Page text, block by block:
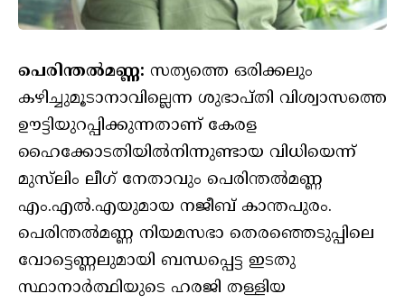
പെരിന്തൽമണ്ണ: സത്യത്തെ ഒരിക്കലും
കഴിച്ചുമൂടാനാവില്ലെന്ന ശുഭാപ്തി വിശ്വാസത്തെ
ഊട്ടിയുറപ്പിക്കുന്നതാണ് കേരള
ഹൈക്കോടതിയിൽനിന്നുണ്ടായ വിധിയെന്ന്
മുസ്‌ലിം ലീഗ് നേതാവും പെരിന്തൽമണ്ണ
എം.എൽ.എയുമായ നജീബ് കാന്തപുരം.
പെരിന്തൽമണ്ണ നിയമസഭാ തെരഞ്ഞെടുപ്പിലെ
വോട്ടെണ്ണലുമായി ബന്ധപ്പെട്ട ഇടതു
സ്ഥാനാർത്ഥിയുടെ ഹരജി തള്ളിയ